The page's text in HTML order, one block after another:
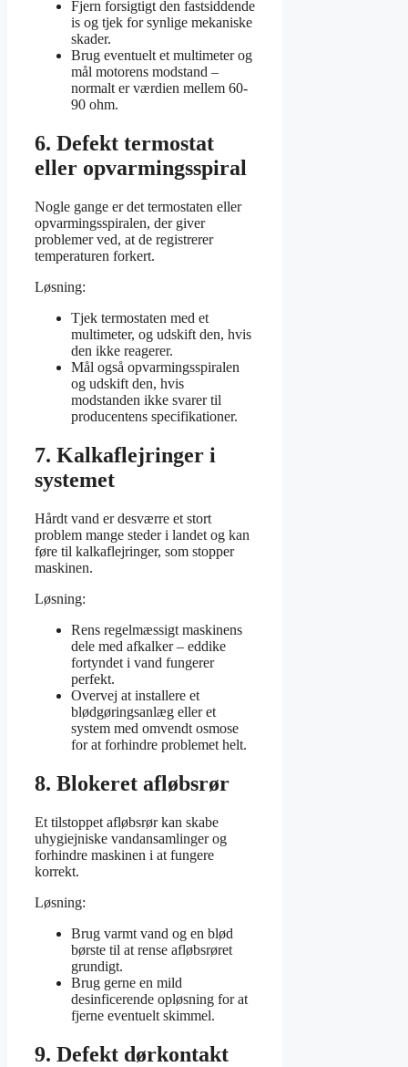
Fjern forsigtigt den fastsiddende
is og tjek for synlige mekaniske
skader.
Brug eventuelt et multimeter og
mål motorens modstand –
normalt er værdien mellem 60-
90 ohm.
6. Defekt termostat
eller opvarmingsspiral
Nogle gange er det termostaten eller
opvarmingsspiralen, der giver
problemer ved, at de registrerer
temperaturen forkert.
Løsning:
Tjek termostaten med et
multimeter, og udskift den, hvis
den ikke reagerer.
Mål også opvarmingsspiralen
og udskift den, hvis
modstanden ikke svarer til
producentens specifikationer.
7. Kalkaflejringer i
systemet
Hårdt vand er desværre et stort
problem mange steder i landet og kan
føre til kalkaflejringer, som stopper
maskinen.
Løsning:
Rens regelmæssigt maskinens
dele med afkalker – eddike
fortyndet i vand fungerer
perfekt.
Overvej at installere et
blødgøringsanlæg eller et
system med omvendt osmose
for at forhindre problemet helt.
8. Blokeret afløbsrør
Et tilstoppet afløbsrør kan skabe
uhygiejniske vandansamlinger og
forhindre maskinen i at fungere
korrekt.
Løsning:
Brug varmt vand og en blød
børste til at rense afløbsrøret
grundigt.
Brug gerne en mild
desinficerende opløsning for at
fjerne eventuelt skimmel.
9. Defekt dørkontakt